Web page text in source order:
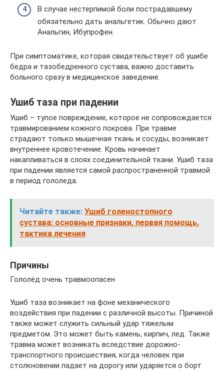
В случае нестерпимой боли пострадавшему
обязательно дать анальгетик. Обычно дают
Анальгин, Ибупрофен.
При симптоматике, которая свидетельствует об ушибе
бедра и тазобедренного сустава, важно доставить
больного сразу в медицинское заведение.
Ушиб таза при падении
Ушиб – тупое повреждение, которое не сопровождается
травмированием кожного покрова. При травме
страдают только мышечная ткань и сосуды, возникает
внутреннее кровотечение. Кровь начинает
накапливаться в слоях соединительной ткани. Ушиб таза
при падении является самой распространенной травмой
в период гололеда.
Читайте также: Ушиб голеностопного
сустава: основные признаки, первая помощь,
тактика лечения
Причины
Гололёд очень травмоопасен
Ушиб таза возникает на фоне механического
воздействия при падении с различной высоты. Причиной
также может служить сильный удар тяжелым
предметом. Это может быть камень, кирпич, лед. Также
травма может возникать вследствие дорожно-
транспортного происшествия, когда человек при
столкновении падает на дорогу или ударяется о борт